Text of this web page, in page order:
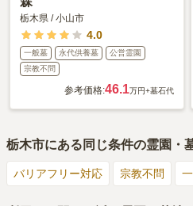
栃木県 /小山市
4.0
一般墓 永代供養墓
公営霊園
宗教不問
参考価格:46.1万円+墓石代
栃木市にある同じ条件の霊園・
バリアフリー対応 宗教不問